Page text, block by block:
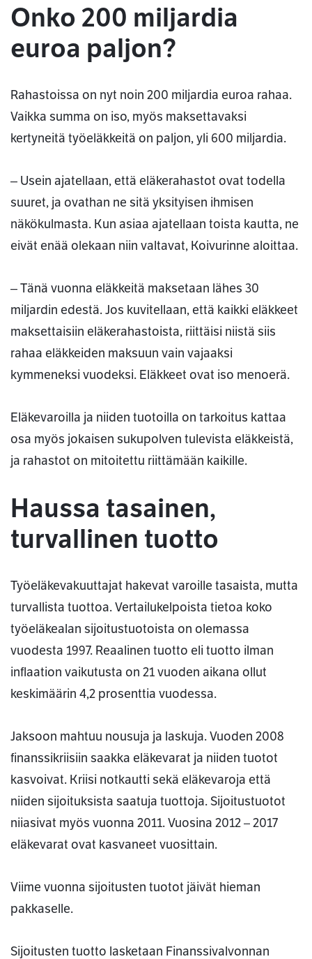
Onko 200 miljardia
euroa paljon?
Rahastoissa on nyt noin 200 miljardia euroa rahaa.
Vaikka summa on iso, myös maksettavaksi
kertyneitä työeläkkeitä on paljon, yli 600 miljardia.
‒ Usein ajatellaan, että eläkerahastot ovat todella
suuret, ja ovathan ne sitä yksityisen ihmisen
näkökulmasta. Kun asiaa ajatellaan toista kautta, ne
eivät enää olekaan niin valtavat, Koivurinne aloittaa.
‒ Tänä vuonna eläkkeitä maksetaan lähes 30
miljardin edestä. Jos kuvitellaan, että kaikki eläkkeet
maksettaisiin eläkerahastoista, riittäisi niistä siis
rahaa eläkkeiden maksuun vain vajaaksi
kymmeneksi vuodeksi. Eläkkeet ovat iso menoerä.
Eläkevaroilla ja niiden tuotoilla on tarkoitus kattaa
osa myös jokaisen sukupolven tulevista eläkkeistä,
ja rahastot on mitoitettu riittämään kaikille.
Haussa tasainen,
turvallinen tuotto
Työeläkevakuuttajat hakevat varoille tasaista, mutta
turvallista tuottoa. Vertailukelpoista tietoa koko
työeläkealan sijoitustuotoista on olemassa
vuodesta 1997. Reaalinen tuotto eli tuotto ilman
inflaation vaikutusta on 21 vuoden aikana ollut
keskimäärin 4,2 prosenttia vuodessa.
Jaksoon mahtuu nousuja ja laskuja. Vuoden 2008
finanssikriisiin saakka eläkevarat ja niiden tuotot
kasvoivat. Kriisi notkautti sekä eläkevaroja että
niiden sijoituksista saatuja tuottoja. Sijoitustuotot
niiasivat myös vuonna 2011. Vuosina 2012 – 2017
eläkevarat ovat kasvaneet vuosittain.
Viime vuonna sijoitusten tuotot jäivät hieman
pakkaselle.
Sijoitusten tuotto lasketaan Finanssivalvonnan